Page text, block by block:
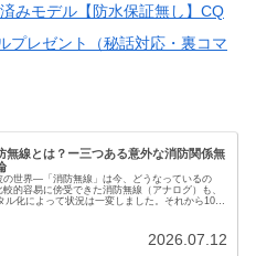
みモデル【防水保証無し】CQ
プレゼント（秘話対応・裏コマ
無線とは？ー三つある意外な消防関係無
の世界―「消防無線」は今、どうなっているの
的容易に傍受できた消防無線（アナログ）も、
ル化によって状況は一変しました。それから10年
2026.07.12